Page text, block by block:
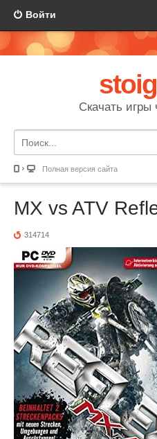
Войти
Скачать игры
Полная версия сайта
MX vs ATV
314714